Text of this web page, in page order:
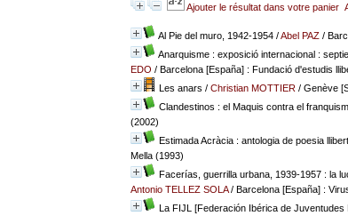
Ajouter le résultat dans votre panier
Al Pie del muro, 1942-1954/Abel PAZ/
Anarquisme : exposició internacional :
EDO / Barcelona [España] : Fundació d'estudis
Les anars / Christian MOTTIER/ Genève
Clandestinos : el Maquis contra el
(2002)
Estimada Acràcia : antologia de poesia
Mella (1993)
Facerías, guerrilla urbana, 1939-1957 : la
Antonio TELLEZ SOLA/ Barcelona [España] :
La FIJL [Federación Ibérica de Juventudes